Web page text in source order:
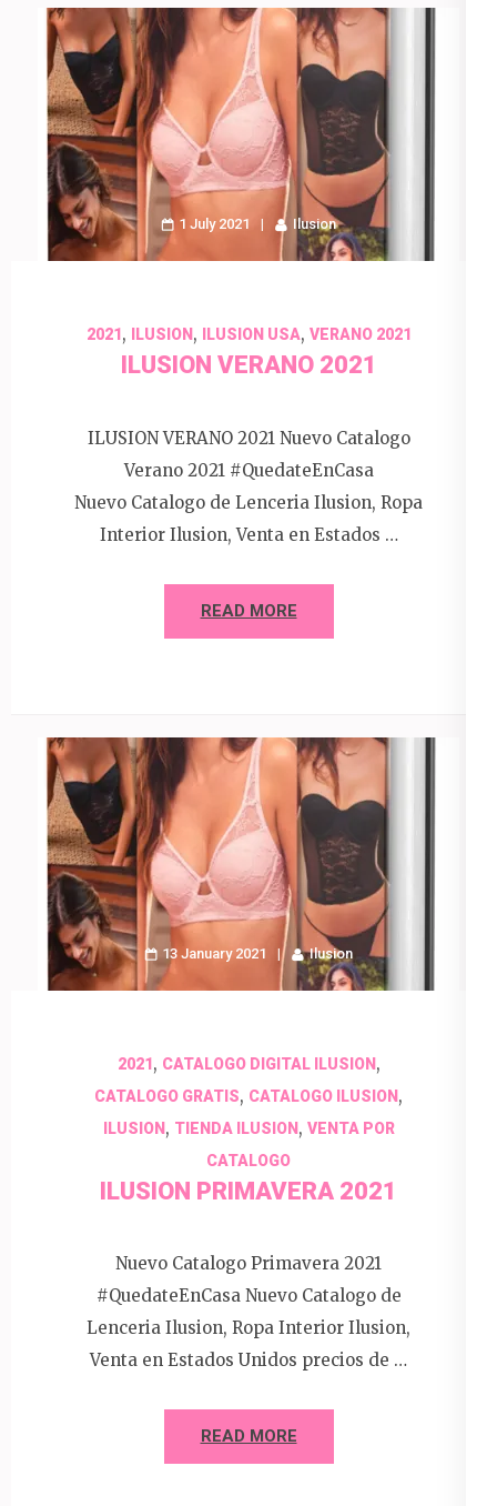
1 July 2021 Ilusion
2021, ILUSION, ILUSION USA, VERANO 2021
ILUSION VERANO 2021
ILUSION VERANO 2021 Nuevo Catalogo
Verano 2021 #QuedateEnCasa
Nuevo Catalogo de Lenceria Ilusion, Ropa
Interior Ilusion, Venta en Estados …
READ MORE
13 January 2021 Ilusion
2021, CATALOGO DIGITAL ILUSION,
CATALOGO GRATIS, CATALOGO ILUSION,
ILUSION, TIENDA ILUSION, VENTA POR
CATALOGO
ILUSION PRIMAVERA 2021
Nuevo Catalogo Primavera 2021
#QuedateEnCasa Nuevo Catalogo de
Lenceria Ilusion, Ropa Interior Ilusion,
Venta en Estados Unidos precios de …
READ MORE